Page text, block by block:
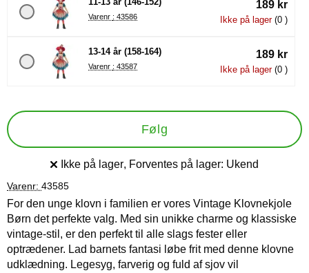
Varenr : 43586
189 kr
Ikke på lager(0 )
13-14 år (158-164)
Varenr : 43587
189 kr
Ikke på lager(0 )
Følg
Produkttilgængelighed:
Ikke på lager, Forventes på lager: Ukend
Varenr: 43585
For den unge klovn i familien er vores Vintage Klovnekjole
Børn det perfekte valg. Med sin unikke charme og klassiske
vintage-stil, er den perfekt til alle slags fester eller
optrædener. Lad barnets fantasi løbe frit med denne klovne
udklædning. Legesyg, farverig og fuld af sjov vil